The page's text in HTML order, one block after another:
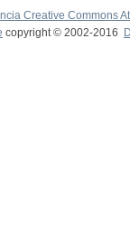
Creative Commons
copyright © 2002-2016